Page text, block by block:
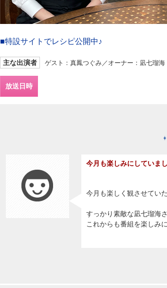
■特設サイトでレシピ公開中♪
主な出演者 ゲスト：真鳳つぐみ／オーナー：凪七瑠海
放送日時
今月も楽しみにしていま
今月も楽しく観させてい
すっかり素敵な凪七瑠海
これからも番組を楽しみ